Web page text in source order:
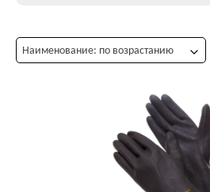
Наименование: по возрастанию